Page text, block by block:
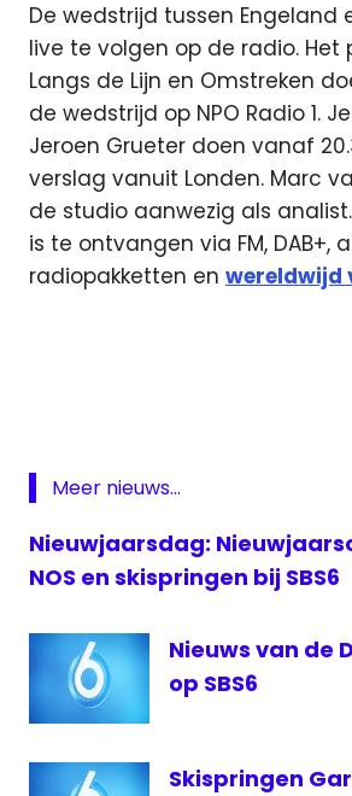
De wedstrijd tussen Engeland
live te volgen op de radio.
Langs de Lijn en Omstreken
de wedstrijd op NPO Radio 1.
Jeroen Grueter doen vanaf
verslag vanuit Londen. Marc
de studio aanwezig als analist.
is te ontvangen via FM, DAB+,
radiopakketten en wereldwijd
Oranje
live
Radio
voetbal
nederland
Meer nieuws...
Nieuwjaarsdag:
NOS en skispringen bij SBS6
Nieuws van de
op SBS6
Skispringen